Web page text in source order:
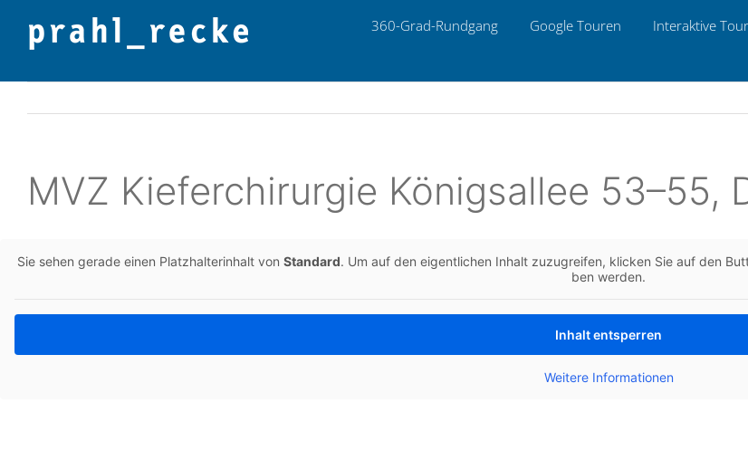
Inhalt
360-Grad-Rund­gang Google Touren Inter­ak­ti­ve
MVZ Kie­fer­chir­ur­gie Königs­al­lee 53–55,
Sie sehen gerade einen Platz­hal­ter­in­halt von Stan­dard. Um auf den eigent­li­chen Inhalt zuzu­grei­fen, kli­cken Sie auf den
ben werden.
Inhalt ent­sper­ren
Wei­te­re Infor­ma­tio­nen